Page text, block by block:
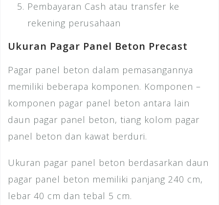
Pembayaran Cash atau transfer ke
rekening perusahaan
Ukuran Pagar Panel Beton Precast
Pagar panel beton dalam pemasangannya
memiliki beberapa komponen. Komponen –
komponen pagar panel beton antara lain
daun pagar panel beton, tiang kolom pagar
panel beton dan kawat berduri.
Ukuran pagar panel beton berdasarkan daun
pagar panel beton memiliki panjang 240 cm,
lebar 40 cm dan tebal 5 cm.